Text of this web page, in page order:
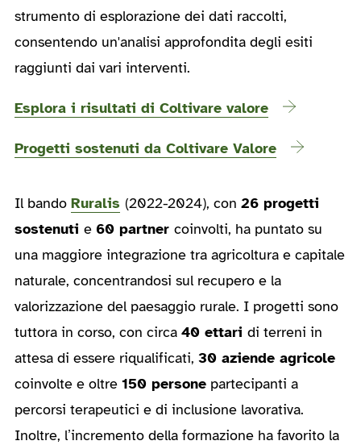
strumento di esplorazione dei dati raccolti,
consentendo un'analisi approfondita degli esiti
raggiunti dai vari interventi.
Esplora i risultati di Coltivare valore
Progetti sostenuti da Coltivare Valore
Il bando Ruralis (2022-2024), con 26 progetti
sostenuti e 60 partner coinvolti, ha puntato su
una maggiore integrazione tra agricoltura e capitale
naturale, concentrandosi sul recupero e la
valorizzazione del paesaggio rurale. I progetti sono
tuttora in corso, con circa 40 ettari di terreni in
attesa di essere riqualificati, 30 aziende agricole
coinvolte e oltre 150 persone partecipanti a
percorsi terapeutici e di inclusione lavorativa.
Inoltre, l’incremento della formazione ha favorito la